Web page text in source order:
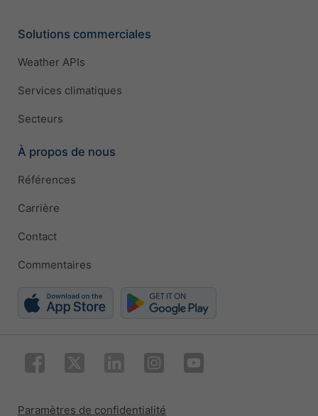
Solutions commerciales
Weather APIs
Services climatiques
Secteurs
À propos de nous
Références
Carrière
Contact
Commentaires
Paramètres de confidentialité